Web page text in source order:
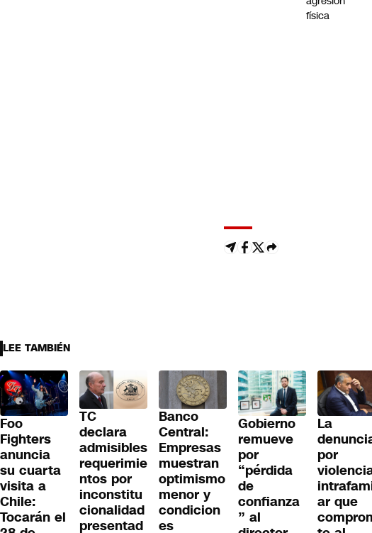
física
LEE TAMBIÉN
Foo
Fighters
anuncia
su cuarta
visita a
Chile:
Tocarán el
TC
declara
admisibles
requerimie
ntos por
inconstitu
cionalidad
presentad
Banco
Central:
Empresas
muestran
optimismo
menor y
condicion
es
Gobierno
remueve
por
“pérdida
de
confianza
” al
La
por
ar que